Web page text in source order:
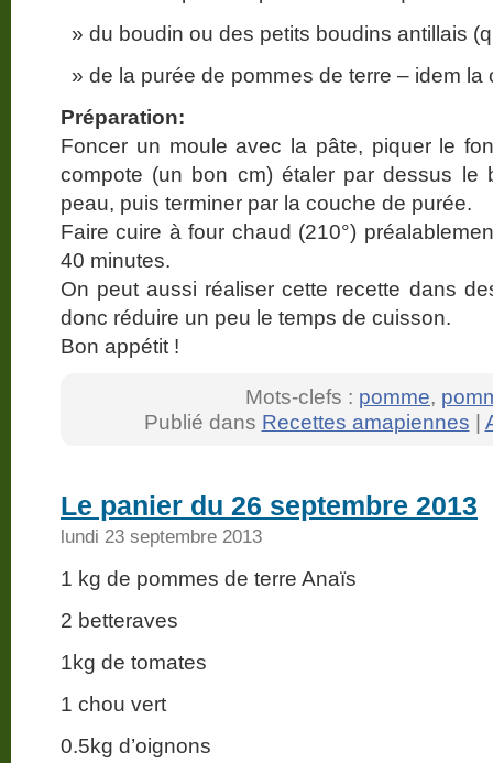
du boudin ou des petits boudins antillais
de la purée de pommes de terre – idem la
Préparation:
Foncer un moule avec la pâte, piquer le
compote (un bon cm) étaler par dessus le
peau, puis terminer par la couche de purée.
Faire cuire à four chaud (210°)
40 minutes.
On peut aussi réaliser cette recette dans
donc réduire un peu le temps de cuisson.
Bon appétit !
Mots-clefs : pomme,
Publié dans Recettes amapiennes |
Le panier du 26 septembre 2013
lundi 23 septembre 2013
1 kg de pommes de terre Anaïs
2 betteraves
1kg de tomates
1 chou vert
0.5kg d’oignons